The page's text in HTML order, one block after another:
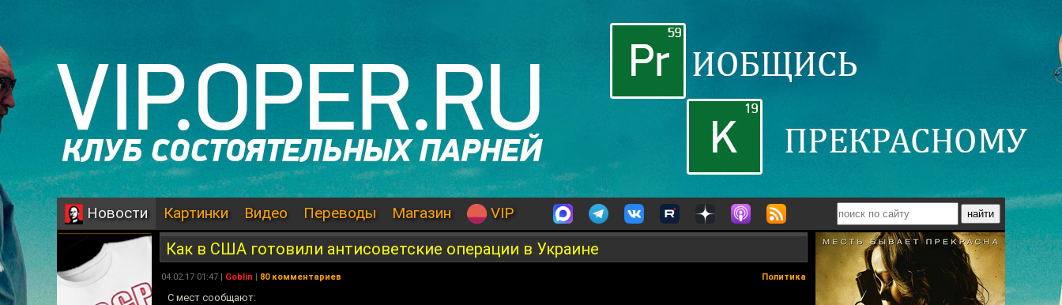
Новости Картинки Видео Переводы Магазин VIP
Как в США готовили антисоветские операции в Украине
04.02.17 01:47 | Goblin | 80 комментариев Политика
С мест сообщают: